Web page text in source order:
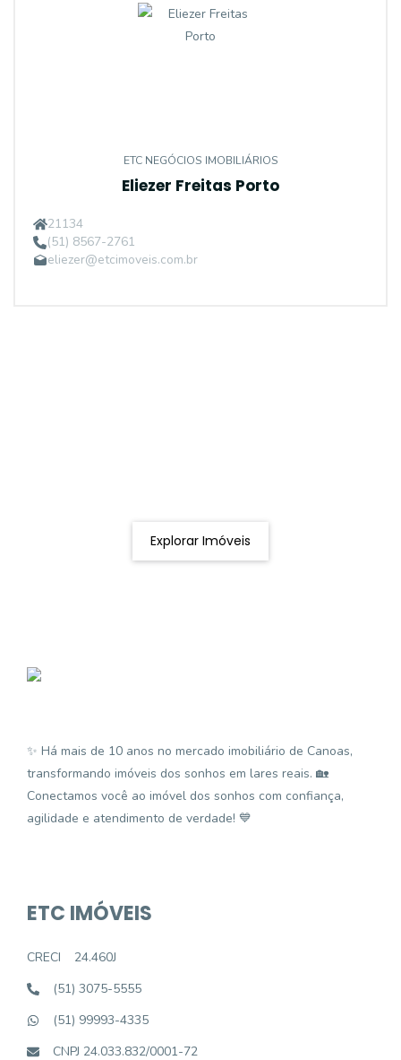
ETC NEGÓCIOS IMOBILIÁRIOS
Eliezer Freitas Porto
21134
(51) 8567-2761
eliezer@etcimoveis.com.br
Explorar Imóveis
✨ Há mais de 10 anos no mercado imobiliário de Canoas,
transformando imóveis dos sonhos em lares reais. 🏡
Conectamos você ao imóvel dos sonhos com confiança,
agilidade e atendimento de verdade! 💙
ETC IMÓVEIS
CRECI
24.460J
(51) 3075-5555
(51) 99993-4335
CNPJ 24.033.832/0001-72